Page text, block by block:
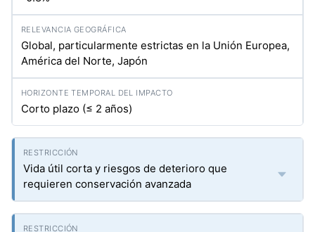
Global, particularmente estrictas en la Unión Europea,
América del Norte, Japón
Corto plazo (≤ 2 años)
Vida útil corta y riesgos de deterioro que
requieren conservación avanzada